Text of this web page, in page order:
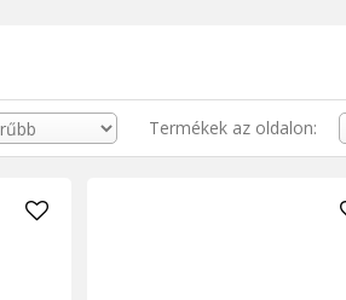
Termékek az oldalon: